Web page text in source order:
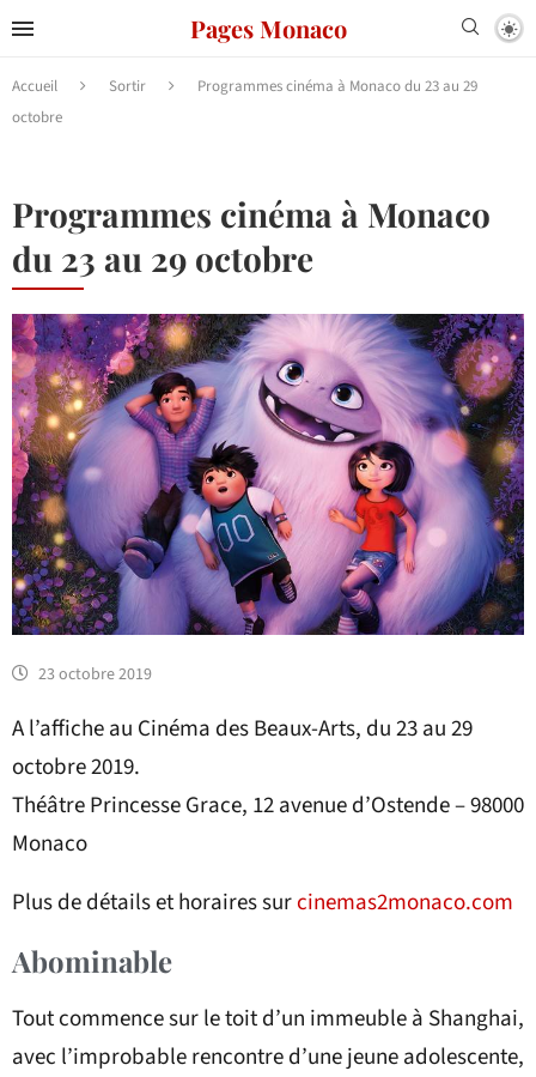
Pages Monaco
Accueil Sortir
Programmes cinéma à Monaco du 23 au 29
octobre
Programmes cinéma à Monaco
du 23 au 29 octobre
23 octobre 2019
A l’affiche au Cinéma des Beaux-Arts, du 23 au 29
octobre 2019.
Théâtre Princesse Grace, 12 avenue d’Ostende – 98000
Monaco
Plus de détails et horaires surcinemas2monaco.com
Abominable
Tout commence sur le toit d’un immeuble à Shanghai,
avec l’improbable rencontre d’une jeune adolescente,